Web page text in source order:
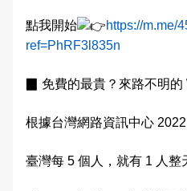
常
點我開始
https://m.me/
ref=PhRF3l835n
▉ 免費的最貴？來路不明的
根據台灣網路資訊中心
臺灣每 5 個人，就有 1 人整